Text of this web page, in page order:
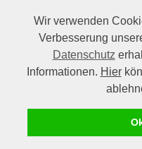
Wir verwenden
Verbesserung
Datenschutz
Informationen. Hier
CONTACT
* All prices quoted include
deliveries to other countries, the